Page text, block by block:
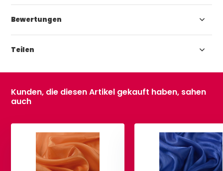
Bewertungen
Teilen
Kunden, die diesen Artikel gekauft haben, sahen
auch